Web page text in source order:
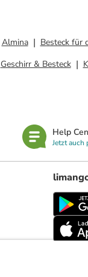
Almina
Besteck für
Geschirr & Besteck
Help
Jetzt auch